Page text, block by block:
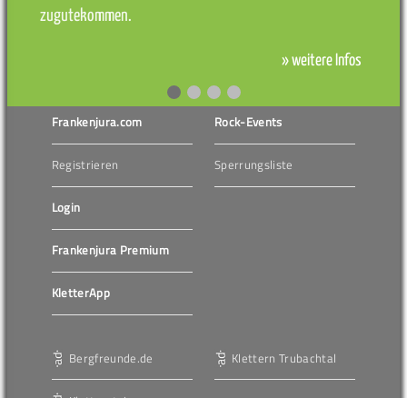
zugutekommen.
» weitere Infos
Frankenjura.com
Registrieren
Login
Frankenjura Premium
KletterApp
Rock-Events
Sperrungsliste
Bergfreunde.de Klettern Trubachtal